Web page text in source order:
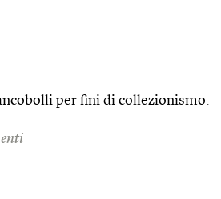
per fini di collezionismo.